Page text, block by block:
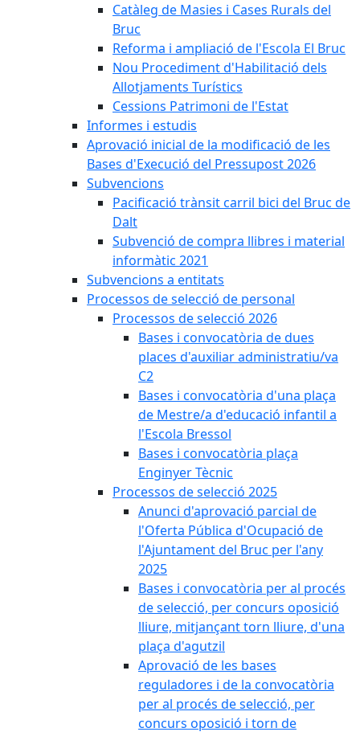
Catàleg de Masies i Cases Rurals del
Bruc
Reforma i ampliació de l'Escola El Bruc
Nou Procediment d'Habilitació dels
Allotjaments Turístics
Cessions Patrimoni de l'Estat
Informes i estudis
Aprovació inicial de la modificació de les
Bases d'Execució del Pressupost 2026
Subvencions
Pacificació trànsit carril bici del Bruc de
Dalt
Subvenció de compra llibres i material
informàtic 2021
Subvencions a entitats
Processos de selecció de personal
Processos de selecció 2026
Bases i convocatòria de dues
places d'auxiliar administratiu/va
C2
Bases i convocatòria d'una plaça
de Mestre/a d'educació infantil a
l'Escola Bressol
Bases i convocatòria plaça
Enginyer Tècnic
Processos de selecció 2025
Anunci d'aprovació parcial de
l'Oferta Pública d'Ocupació de
l'Ajuntament del Bruc per l'any
2025
Bases i convocatòria per al procés
de selecció, per concurs oposició
lliure, mitjançant torn lliure, d'una
plaça d'agutzil
Aprovació de les bases
reguladores i de la convocatòria
per al procés de selecció, per
concurs oposició i torn de